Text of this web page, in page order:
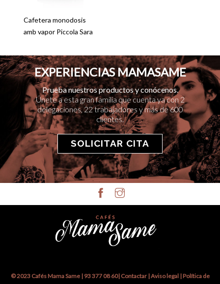
Cafetera monodosis
amb vapor Piccola Sara
EXPERIENCIAS MAMASAME
Prueba nuestros productos y conócenos.
Únete a esta gran familia que cuenta ya con 2
delegaciones, 22 trabajadores y más de 600
clientes.
SOLICITAR CITA
© 2023 Cafés Mama Same | 93 377 08 60| Contactar|Aviso legal| Política de